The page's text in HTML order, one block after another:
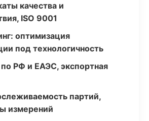
качества и
ISO 9001
оптимизация
под технологичность
РФ и ЕАЭС, экспортная
партий,
измерений